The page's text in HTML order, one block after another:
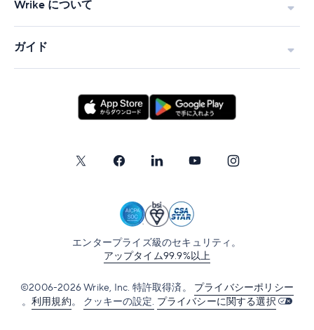
Wrike について
ガイド
エンタープライズ級のセキュリティ。
アップタイム99.9%以上
©2006-2026 Wrike, Inc. 特許取得済。 プライバシーポリシー
。利用規約。 クッキーの設定. プライバシーに関する選択